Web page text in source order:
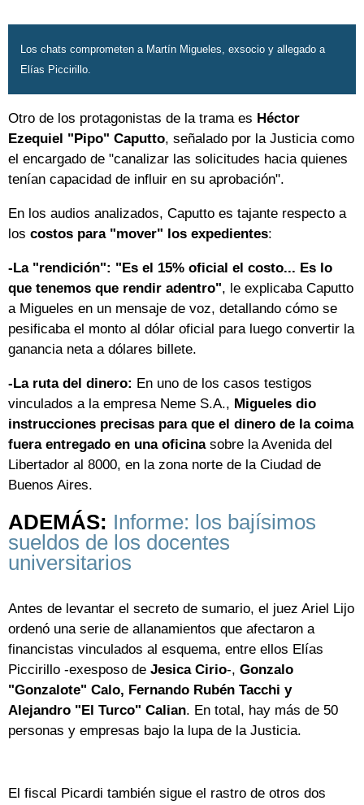
Los chats comprometen a Martín Migueles, exsocio y allegado a
Elías Piccirillo.
Otro de los protagonistas de la trama es Héctor
Ezequiel "Pipo" Caputto, señalado por la Justicia como
el encargado de "canalizar las solicitudes hacia quienes
tenían capacidad de influir en su aprobación".
En los audios analizados, Caputto es tajante respecto a
los costos para "mover" los expedientes:
-La "rendición": "Es el 15% oficial el costo... Es lo
que tenemos que rendir adentro", le explicaba Caputto
a Migueles en un mensaje de voz, detallando cómo se
pesificaba el monto al dólar oficial para luego convertir la
ganancia neta a dólares billete.
-La ruta del dinero: En uno de los casos testigos
vinculados a la empresa Neme S.A., Migueles dio
instrucciones precisas para que el dinero de la coima
fuera entregado en una oficinasobre la Avenida del
Libertador al 8000, en la zona norte de la Ciudad de
Buenos Aires.
ADEMÁS: Informe: los bajísimos
sueldos de los docentes
universitarios
Antes de levantar el secreto de sumario, el juez Ariel Lijo
ordenó una serie de allanamientos que afectaron a
financistas vinculados al esquema, entre ellos Elías
Piccirillo -exesposo de Jesica Cirio-, Gonzalo
"Gonzalote" Calo, Fernando Rubén Tacchi y
Alejandro "El Turco" Calian. En total, hay más de 50
personas y empresas bajo la lupa de la Justicia.
El fiscal Picardi también sigue el rastro de otros dos